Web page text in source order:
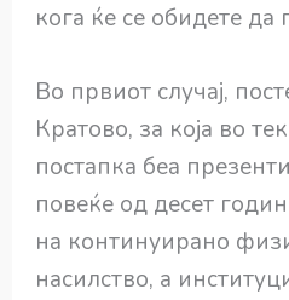
кога ќе се обидете да
Во првиот случај,
Кратово, за која во
постапка беа
повеќе од десет
на континуирано
насилство, а